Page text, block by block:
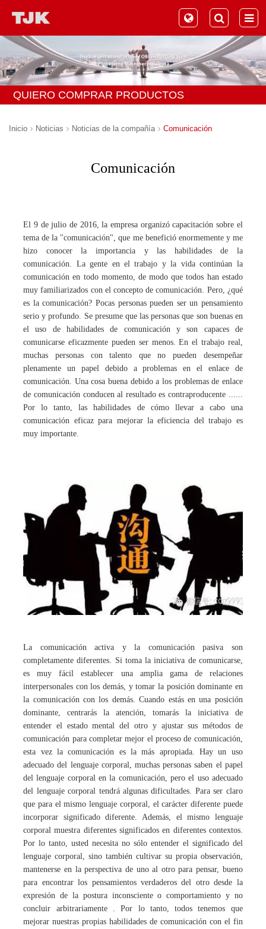
QUIERO COMPRAR PRODUCTOS
Inicio Noticias Noticias de la compañía Comunicación
Comunicación
El 9 de julio de 2016, la empresa organizó capacitación sobre el
tema de la "comunicación", que me benefició enormemente y me
hizo conocer la importancia y las habilidades de la
comunicación. La gente en el trabajo y la vida continúan la
comunicación en todo momento, de modo que todos han estado
muy familiarizados con el concepto de comunicación. Pero, ¿qué
es la comunicación? Pocas personas pueden ser un pensamiento
serio y profundo. Se presume que las personas que son buenas en
el uso de habilidades de comunicación y son capaces de
comunicarse eficazmente pueden ser menos. En el trabajo real,
muchas personas con talento que no pueden desempeñar
plenamente un papel debido a problemas en el enlace de
comunicación. Una cosa buena debido a los problemas de enlace
de comunicación conducen al resultado es contraproducente ......
Por lo tanto, las habilidades de cómo llevar a cabo una
comunicación eficaz para mejorar la eficiencia del trabajo es
muy importante.
La comunicación activa y la comunicación pasiva son
completamente diferentes. Si toma la iniciativa de comunicarse,
es muy fácil establecer una amplia gama de relaciones
interpersonales con los demás, y tomar la posición dominante en
la comunicación con los demás. Cuando estás en una posición
dominante, centrarás la atención, tomarás la iniciativa de
entender el estado mental del otro y ajustar sus métodos de
comunicación para completar mejor el proceso de comunicación,
esta vez la comunicación es la más apropiada. Hay un uso
adecuado del lenguaje corporal, muchas personas saben el papel
del lenguaje corporal en la comunicación, pero el uso adecuado
del lenguaje corporal tendrá algunas dificultades. Para ser claro
que para el mismo lenguaje corporal, el carácter diferente puede
incorporar significado diferente. Además, el mismo lenguaje
corporal muestra diferentes significados en diferentes contextos.
Por lo tanto, usted necesita no sólo entender el significado del
lenguaje corporal, sino también cultivar su propia observación,
mantenerse en la perspectiva de uno al otro para pensar, bueno
para encontrar los pensamientos verdaderos del otro desde la
expresión de la postura inconsciente o comportamiento y no
concluir arbitrariamente . Por lo tanto, todos tenemos que
mejorar nuestras propias habilidades de comunicación con el fin